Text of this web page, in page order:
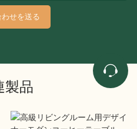
せを送る
製品